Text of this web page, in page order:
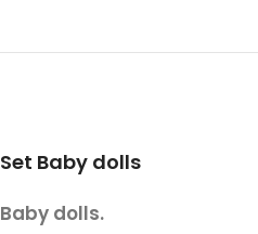
Set Baby dolls
Baby dolls.